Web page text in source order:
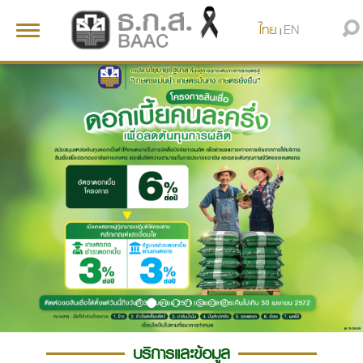
Toggle
ไทย | EN
บริการและข้อมูล